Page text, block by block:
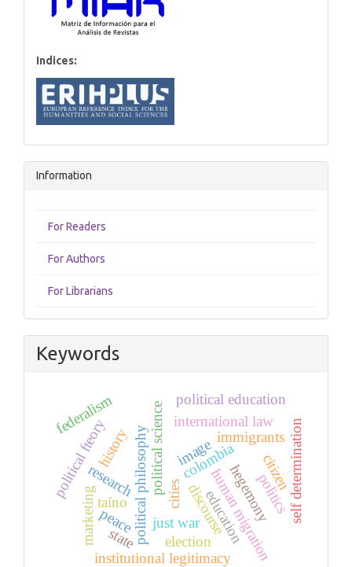
Indices:
Information
For Readers
For Authors
For Librarians
Keywords
cities
political science
political philosophy
research
history
discourse
political fteory hegemony
colombia
peace human migration
immigrants
international law
just war self determination
taíno
marketing politics
image
election
institutional legitimacy
education
political education
citizen
federalism
state